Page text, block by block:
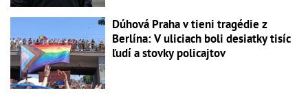
Dúhová Praha v tieni tragédie z
Berlína: V uliciach boli desiatky tisíc
ľudí a stovky policajtov